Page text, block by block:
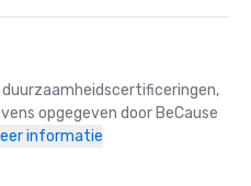
opgegeven door BeCause
informatie